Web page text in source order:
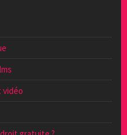
vidéo